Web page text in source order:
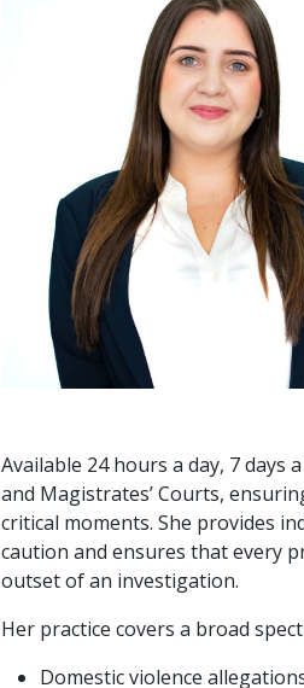
Available 24 hours a day, 7 days
and Magistrates’ Courts,
critical moments. She provides
caution and ensures that every
outset of an investigation.
Her practice covers a broad
Domestic violence